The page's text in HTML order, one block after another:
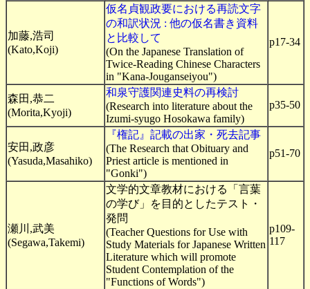
加藤,浩司
(Kato,Koji)
仮名貞観政要における再読文字
の和訳状況 : 他の仮名書き資料
と比較して
(On the Japanese Translation of
Twice-Reading Chinese Characters
in "Kana-Jouganseiyou")
p17-34
森田,恭二
(Morita,Kyoji)
和泉守護関連史料の再検討
(Research into literature about the
Izumi-syugo Hosokawa family)
p35-50
安田,政彦
(Yasuda,Masahiko)
『権記』記載の出家・死去記事
(The Research that Obituary and
Priest article is mentioned in
"Gonki")
p51-70
瀬川,武美
(Segawa,Takemi)
文学的文章教材における「言葉
の学び」を目的としたテスト・
発問
(Teacher Questions for Use with
Study Materials for Japanese Written
Literature which will promote
Student Contemplation of the
"Functions of Words")
p109-
117